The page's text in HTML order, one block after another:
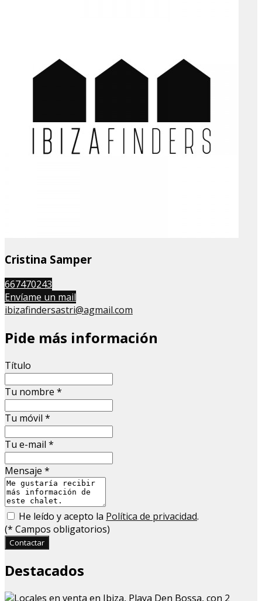
Cristina Samper
667470243
Envíame un mail
ibizafindersastri@agmail.com
Pide más información
Título
Tu nombre *
Tu móvil *
Tu e-mail *
Mensaje *
He leído y acepto la Política de privacidad.
(* Campos obligatorios)
Contactar
Destacados